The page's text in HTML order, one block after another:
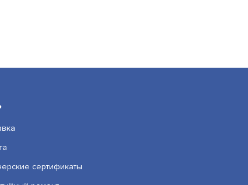
601-EXIсертификаты